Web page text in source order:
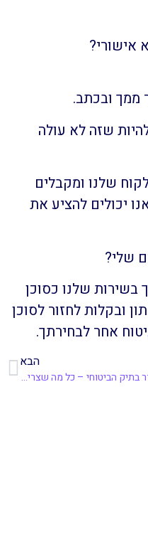
אישורי?
ממך ובכתב.
שזה לא עולה
שלנו ומקבלים
יכולים להציע את
שלי?
בשירות שלנו כסוכן
ובקלות לחזור לסוכן
אחר לבחירתך.
הבא
סדר בתיק הביטוחי – כל מה שצריך לדעת